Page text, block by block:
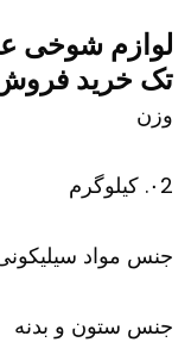
لوازم شوخی
تک خرید فروش
وزن
۰2. کیلوگرم
جنس مواد
جنس ستون و بدنه